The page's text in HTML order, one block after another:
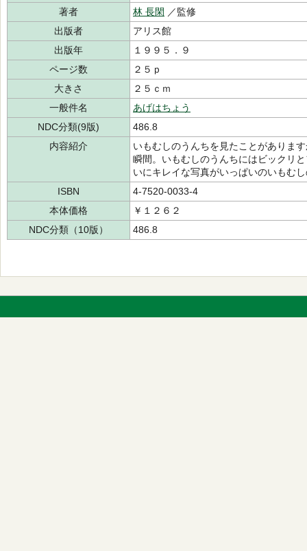
著者
林 長閑 ／監修
出版者
アリス館
出版年
１９９５．９
ページ数
２５ｐ
大きさ
２５ｃｍ
一般件名
あげはちょう
NDC分類(9版)
486.8
内容紹介
いもむしのうんちを見たことがありま
瞬間。いもむしのうんちにはビックリ
いにキレイな写真がいっぱいのいもむ
ISBN
4-7520-0033-4
本体価格
￥１２６２
NDC分類（10版）
486.8